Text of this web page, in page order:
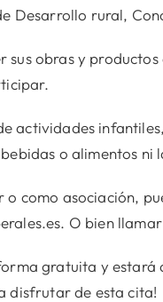
Desarrollo rural,
obras y
actividades
o alimentos ni
como asociación,
O bien
gratuita y
disfrutar de esta cita!